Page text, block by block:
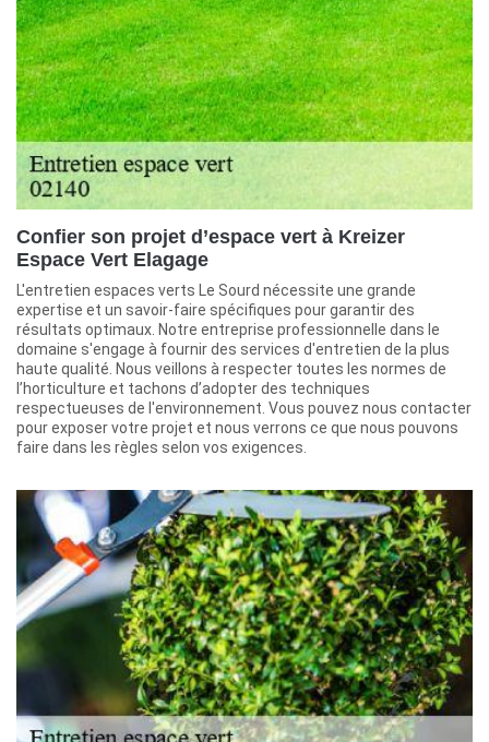
Confier son projet d’espace vert à Kreizer
Espace Vert Elagage
L'entretien espaces verts Le Sourd nécessite une grande
expertise et un savoir-faire spécifiques pour garantir des
résultats optimaux. Notre entreprise professionnelle dans le
domaine s'engage à fournir des services d'entretien de la plus
haute qualité. Nous veillons à respecter toutes les normes de
l’horticulture et tachons d’adopter des techniques
respectueuses de l'environnement. Vous pouvez nous contacter
pour exposer votre projet et nous verrons ce que nous pouvons
faire dans les règles selon vos exigences.